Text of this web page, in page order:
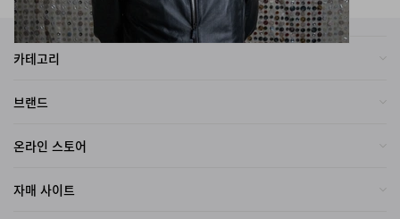
카테고리
브랜드
온라인 스토어
자매 사이트